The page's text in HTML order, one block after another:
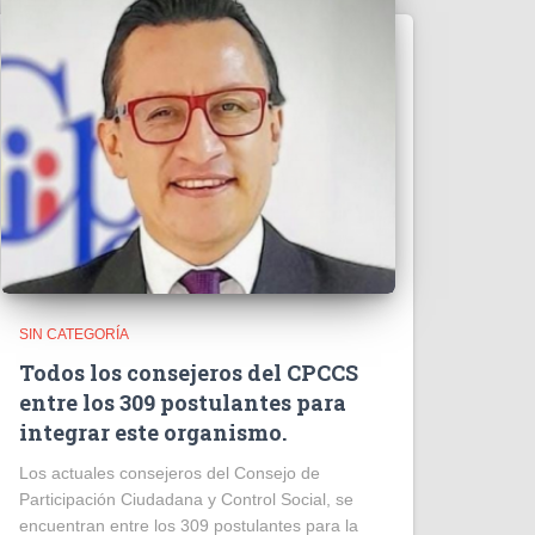
SIN CATEGORÍA
Todos los consejeros del CPCCS
entre los 309 postulantes para
integrar este organismo.
Los actuales consejeros del Consejo de
Participación Ciudadana y Control Social, se
encuentran entre los 309 postulantes para la